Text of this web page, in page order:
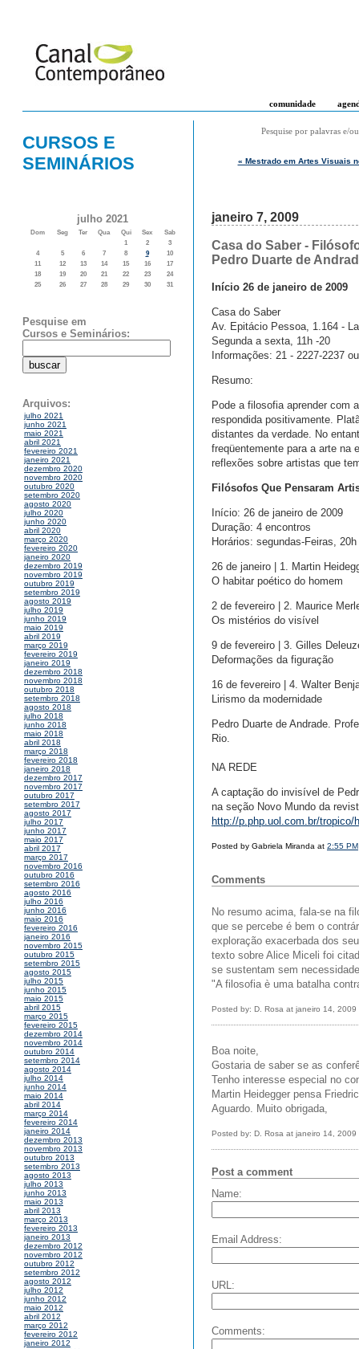
comunidade
CURSOS E
SEMINÁRIOS
julho 2021
Dom Seg Ter Qua Qui Sex
Sab
1
2
3
4
5 6 7 8 9
10
11
12 13 14 15 16
17
18
19 20 21 22 23
24
25
26 27 28 29 30 31
Pesquise em
Cursos e Seminários:
Arquivos:
julho 2021
junho 2021
maio 2021
abril 2021
fevereiro 2021
janeiro 2021
dezembro 2020
novembro 2020
outubro 2020
setembro 2020
agosto 2020
julho 2020
junho 2020
abril 2020
março 2020
fevereiro 2020
janeiro 2020
dezembro 2019
novembro 2019
outubro 2019
setembro 2019
agosto 2019
julho 2019
junho 2019
maio 2019
abril 2019
março 2019
fevereiro 2019
janeiro 2019
dezembro 2018
novembro 2018
outubro 2018
setembro 2018
agosto 2018
julho 2018
junho 2018
maio 2018
abril 2018
março 2018
fevereiro 2018
janeiro 2018
dezembro 2017
novembro 2017
outubro 2017
setembro 2017
agosto 2017
julho 2017
junho 2017
maio 2017
abril 2017
março 2017
novembro 2016
outubro 2016
setembro 2016
agosto 2016
julho 2016
junho 2016
maio 2016
fevereiro 2016
janeiro 2016
novembro 2015
outubro 2015
setembro 2015
agosto 2015
julho 2015
junho 2015
maio 2015
abril 2015
março 2015
fevereiro 2015
dezembro 2014
novembro 2014
outubro 2014
setembro 2014
agosto 2014
julho 2014
junho 2014
maio 2014
abril 2014
março 2014
fevereiro 2014
janeiro 2014
dezembro 2013
novembro 2013
outubro 2013
setembro 2013
agosto 2013
julho 2013
junho 2013
maio 2013
abril 2013
março 2013
fevereiro 2013
janeiro 2013
dezembro 2012
novembro 2012
outubro 2012
setembro 2012
agosto 2012
julho 2012
junho 2012
maio 2012
abril 2012
março 2012
fevereiro 2012
janeiro 2012
Pesquise por palavras e/
« Mestrado em Artes Visuais
janeiro 7, 2009
Casa do Saber -
Pedro Duarte de
Início 26 de janeiro de 2009
Casa do Saber
Av. Epitácio Pessoa, 1.164 -
Segunda a sexta, 11h -20
Informações: 21 - 2227-2237
Resumo:
Pode a filosofia aprender com
respondida positivamente.
distantes da verdade. No
freqüentemente para a arte na
reflexões sobre artistas que
Filósofos Que Pensaram
Início: 26 de janeiro de 2009
Duração: 4 encontros
Horários: segundas-Feiras,
26 de janeiro | 1. Martin
O habitar poético do homem
2 de fevereiro | 2. Maurice
Os mistérios do visível
9 de fevereiro | 3. Gilles
Deformações da figuração
16 de fevereiro | 4. Walter
Lirismo da modernidade
Pedro Duarte de Andrade.
Rio.
NA REDE
A captação do invisível de
na seção Novo Mundo da
http://p.php.uol.com.br/
Posted by Gabriela Miranda at 2:55 PM
Comments
No resumo acima, fala-se na
que se percebe é bem o
exploração exacerbada dos
texto sobre Alice Miceli foi
se sustentam sem
"A filosofia è uma batalha
Posted by: D. Rosa at janeiro 14, 2009
Boa noite,
Gostaria de saber se as
Tenho interesse especial no
Martin Heidegger pensa
Aguardo. Muito obrigada,
Posted by: D. Rosa at janeiro 14, 2009
Post a comment
Name:
Email Address:
URL:
Comments: